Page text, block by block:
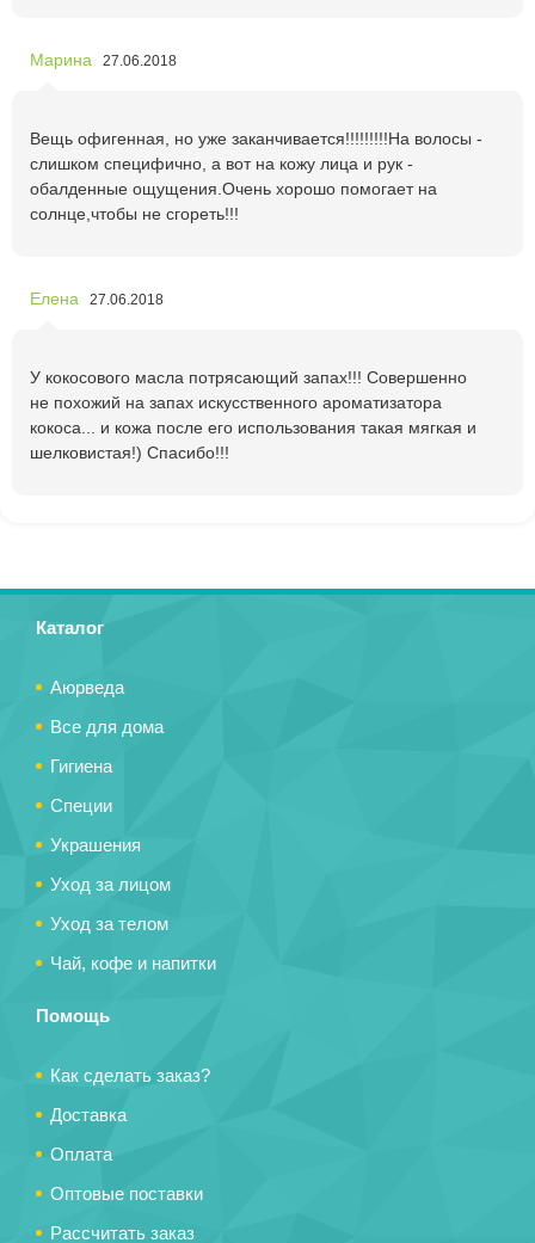
Марина 27.06.2018
Вещь офигенная, но уже заканчивается!!!!!!!!!На волосы -
слишком специфично, а вот на кожу лица и рук -
обалденные ощущения.Очень хорошо помогает на
солнце,чтобы не сгореть!!!
Елена 27.06.2018
У кокосового масла потрясающий запах!!! Совершенно
не похожий на запах искусственного ароматизатора
кокоса... и кожа после его использования такая мягкая и
шелковистая!) Спасибо!!!
Каталог
Аюрведа
Все для дома
Гигиена
Специи
Украшения
Уход за лицом
Уход за телом
Чай, кофе и напитки
Помощь
Как сделать заказ?
Доставка
Оплата
Оптовые поставки
Рассчитать заказ